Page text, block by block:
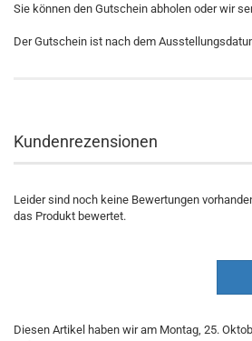
Sie können den Gutschein abholen oder wir
Der Gutschein ist nach dem
Kundenrezensionen
Leider sind noch keine Bewertungen
das Produkt bewertet.
Diesen Artikel haben wir am Montag, 25.